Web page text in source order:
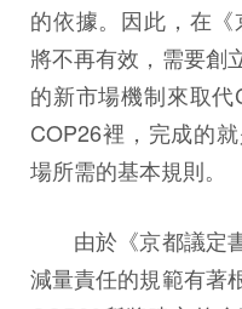
的依據。因此，在
將不再有效，需要創
的新市場機制來取
COP26裡，完成的
場所需的基本規則。
由於《京都議定書
減量責任的規範有著